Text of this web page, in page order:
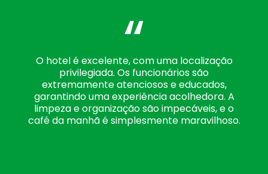
“
O hotel é excelente, com uma localização
privilegiada. Os funcionários são
extremamente atenciosos e educados,
garantindo uma experiência acolhedora. A
limpeza e organização são impecáveis, e o
café da manhã é simplesmente maravilhoso.